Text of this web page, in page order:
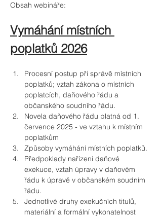
Obsah webináře:
Vymáhání místních
poplatků 2026
Procesní postup při správě místních
poplatků; vztah zákona o místních
poplatcích, daňového řádu a
občanského soudního řádu.
Novela daňového řádu platná od 1.
července 2025 - ve vztahu k místním
poplatkům
Způsoby vymáhání místních poplatků.
Předpoklady nařízení daňové
exekuce, vztah úpravy v daňovém
řádu k úpravě v občanském soudním
řádu.
Jednotlivé druhy exekučních titulů,
materiální a formální vykonatelnost